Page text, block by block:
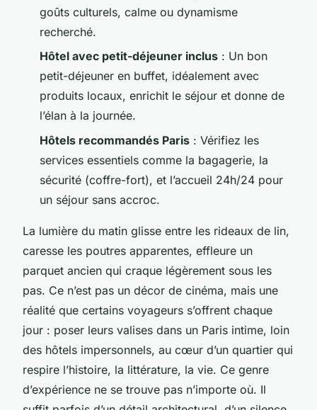
goûts culturels, calme ou dynamisme
recherché.
Hôtel avec petit-déjeuner inclus : Un bon
petit-déjeuner en buffet, idéalement avec
produits locaux, enrichit le séjour et donne de
l’élan à la journée.
Hôtels recommandés Paris : Vérifiez les
services essentiels comme la bagagerie, la
sécurité (coffre-fort), et l’accueil 24h/24 pour
un séjour sans accroc.
La lumière du matin glisse entre les rideaux de lin,
caresse les poutres apparentes, effleure un
parquet ancien qui craque légèrement sous les
pas. Ce n’est pas un décor de cinéma, mais une
réalité que certains voyageurs s’offrent chaque
jour : poser leurs valises dans un Paris intime, loin
des hôtels impersonnels, au cœur d’un quartier qui
respire l’histoire, la littérature, la vie. Ce genre
d’expérience ne se trouve pas n’importe où. Il